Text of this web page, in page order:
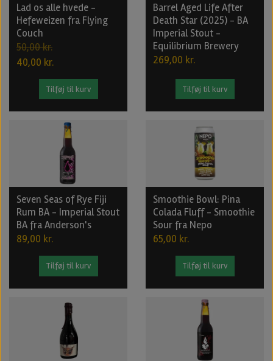
Lad os alle hvede -
Hefeweizen fra Flying
Couch
50,00 kr.
40,00 kr.
Tilføj til kurv
Barrel Aged Life After
Death Star (2025) - BA
Imperial Stout -
Equilibrium Brewery
269,00 kr.
Tilføj til kurv
Seven Seas of Rye Fiji
Rum BA - Imperial Stout
BA fra Anderson's
89,00 kr.
Tilføj til kurv
Smoothie Bowl: Pina
Colada Fluff - Smoothie
Sour fra Nepo
65,00 kr.
Tilføj til kurv